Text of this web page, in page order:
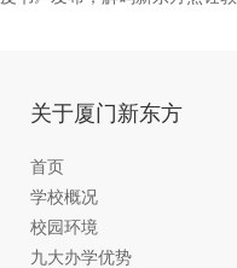
关于厦门新东方
首页
学校概况
校园环境
九大办学优势